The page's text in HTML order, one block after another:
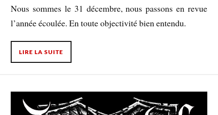
Nous sommes le 31 décembre, nous passons en revue
l’année écoulée. En toute objectivité bien entendu.
LIRE LA SUITE